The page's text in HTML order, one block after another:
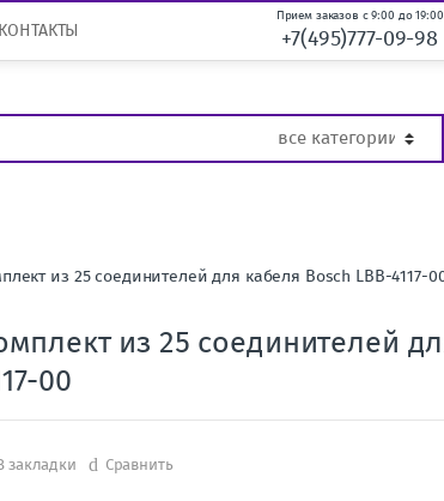
КОНТАКТЫ
Прием заказов с 9:00 до 19:00
+7(495)777-09-98
из 25 соединителей для кабеля Bosch LBB-4117-
из 25 соединителей
00
закладки Сравнить